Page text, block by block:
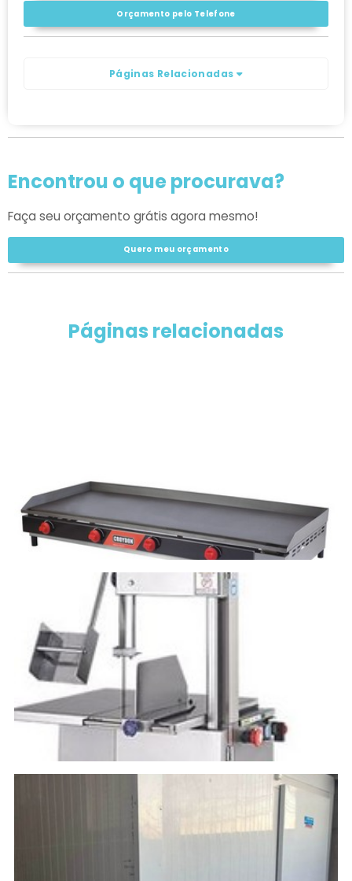
Orçamento pelo Telefone
Páginas Relacionadas
Encontrou o que procurava?
Faça seu orçamento grátis agora mesmo!
Quero meu orçamento
Páginas relacionadas